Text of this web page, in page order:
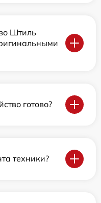
Штиль
готово?
техники?